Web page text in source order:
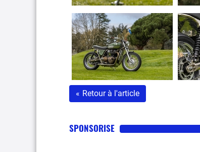
« Retour à l'article
SPONSORISE